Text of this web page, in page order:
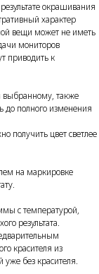
окрашивания
характер
вещи может не иметь
мониторов
приводить к
выбранному, также
до полного изменения
получить цвет светлее
на маркировке
с температурой,
результата.
красителя из
без красителя.